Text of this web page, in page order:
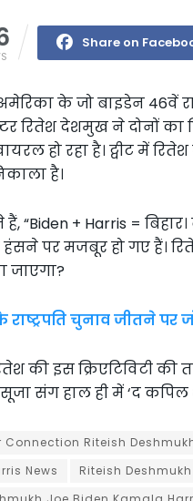
Share on
के जो बाइडेन 46वें
रितेश देशमुख ने दोनों का
हो रहा है। ट्वीट में
है।
“Biden + Harris =
पर मजबूर हो गए हैं।
जाएगा?
चुनाव जीतने पर
की इस क्रिएटिविटी की
संग हाल ही में ‘द
Connection Riteish
News
Riteish